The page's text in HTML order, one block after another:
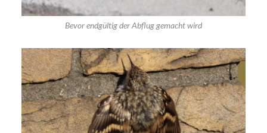
Bevor endgültig der Abflug gemacht wird